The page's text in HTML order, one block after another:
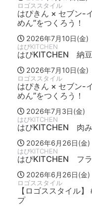
ロゴススタイル
はぴきん × セブン-
めん”をつくろう！
2026年7月10日(金)
はぴKITCHEN
はぴKITCHEN 納豆
2026年7月10日(金)
ロゴススタイル
はぴきん × セブン-
めん”をつくろう！
2026年7月3日(金)
はぴKITCHEN
はぴKITCHEN 肉
2026年6月26日(金)
はぴKITCHEN
はぴKITCHEN フラ
2026年6月26日(金)
ロゴススタイル
【ロゴススタイル
プ